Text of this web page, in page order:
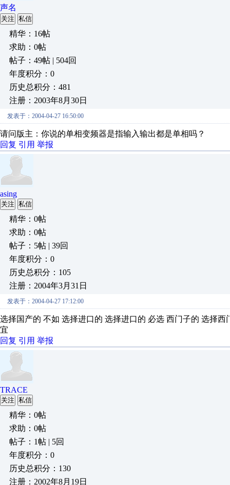
声名
关注 私信
精华：16帖
求助：0帖
帖子：49帖 | 504回
年度积分：0
历史总积分：481
注册：2003年8月30日
发表于：2004-04-27 16:50:00
请问版主：你说的单相变频器是指输入输出都是单相吗？
回复 引用 举报
asing
关注 私信
精华：0帖
求助：0帖
帖子：5帖 | 39回
年度积分：0
历史总积分：105
注册：2004年3月31日
发表于：2004-04-27 17:12:00
选择国产的 不如 选择进口的 选择进口的 必选 西门子的 选
宜
回复 引用 举报
TRACE
关注 私信
精华：0帖
求助：0帖
帖子：1帖 | 5回
年度积分：0
历史总积分：130
注册：2002年8月19日